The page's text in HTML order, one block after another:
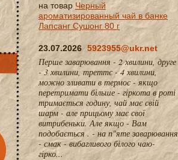
на товар Черный
ароматизированный чай в банке
Лапсанг Сушонг 80 г
23.07.2026 5923955@ukr.net
Перше заварювання - 2 хвилини, друге
- 3 хвилини, треттє - 4 хвилини,
можно зливати в термос - якщо
перетримати більше - гіркота в роті
тримається годину, чай має свій
шарм - але прицьому має свої
витрибеньки. Але якщо - Вам
подобається . - на п"яте заварювання
- смак - вибагливого білого чаю-
гірко...